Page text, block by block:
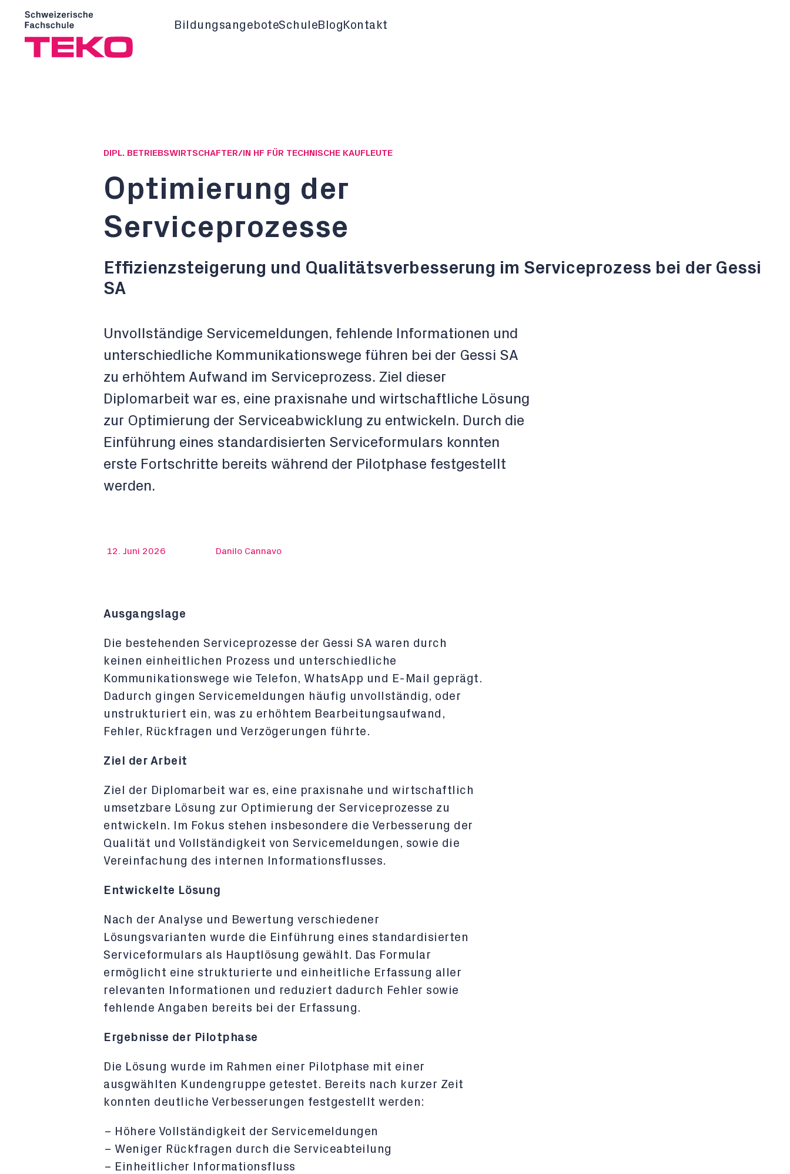
BildungsangeboteSchule Blog Kontakt
DIPL. BETRIEBSWIRTSCHAFTER/IN HF FÜR TECHNISCHE KAUFLEUTE
Optimierung der
Serviceprozesse
Effizienzsteigerung und Qualitätsverbesserung im Serviceprozess bei der Gessi
SA
Unvollständige Servicemeldungen, fehlende Informationen und
unterschiedliche Kommunikationswege führen bei der Gessi SA
zu erhöhtem Aufwand im Serviceprozess. Ziel dieser
Diplomarbeit war es, eine praxisnahe und wirtschaftliche Lösung
zur Optimierung der Serviceabwicklung zu entwickeln. Durch die
Einführung eines standardisierten Serviceformulars konnten
erste Fortschritte bereits während der Pilotphase festgestellt
werden.
12. Juni 2026 Danilo Cannavo
Ausgangslage
Die bestehenden Serviceprozesse der Gessi SA waren durch
keinen einheitlichen Prozess und unterschiedliche
Kommunikationswege wie Telefon, WhatsApp und E-Mail geprägt.
Dadurch gingen Servicemeldungen häufig unvollständig, oder
unstrukturiert ein, was zu erhöhtem Bearbeitungsaufwand,
Fehler, Rückfragen und Verzögerungen führte.
Ziel der Arbeit
Ziel der Diplomarbeit war es, eine praxisnahe und wirtschaftlich
umsetzbare Lösung zur Optimierung der Serviceprozesse zu
entwickeln. Im Fokus stehen insbesondere die Verbesserung der
Qualität und Vollständigkeit von Servicemeldungen, sowie die
Vereinfachung des internen Informationsflusses.
Entwickelte Lösung
Nach der Analyse und Bewertung verschiedener
Lösungsvarianten wurde die Einführung eines standardisierten
Serviceformulars als Hauptlösung gewählt. Das Formular
ermöglicht eine strukturierte und einheitliche Erfassung aller
relevanten Informationen und reduziert dadurch Fehler sowie
fehlende Angaben bereits bei der Erfassung.
Ergebnisse der Pilotphase
Die Lösung wurde im Rahmen einer Pilotphase mit einer
ausgwählten Kundengruppe getestet. Bereits nach kurzer Zeit
konnten deutliche Verbesserungen festgestellt werden:
Höhere Vollständigkeit der Servicemeldungen
Weniger Rückfragen durch die Serviceabteilung
Einheitlicher Informationsfluss